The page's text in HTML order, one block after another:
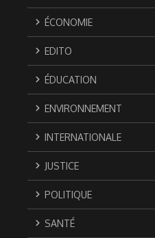
ÉCONOMIE
EDITO
ÉDUCATION
ENVIRONNEMENT
INTERNATIONALE
JUSTICE
POLITIQUE
SANTÉ